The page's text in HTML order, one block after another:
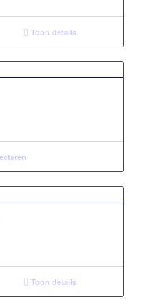
Toon details
Toon details